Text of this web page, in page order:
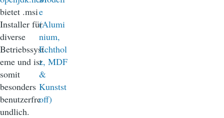
bietet .msi
Installer für
diverse
Betriebssyst
eme und ist
somit
besonders
benutzerfre
undlich.